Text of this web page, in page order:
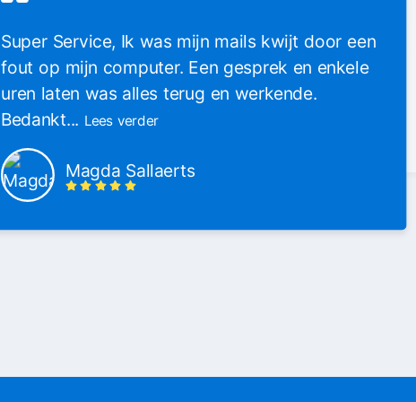
Super Service, Ik was mijn mails kwijt door een
fout op mijn computer. Een gesprek en enkele
uren laten was alles terug en werkende.
Bedankt... Lees verder
Magda Sallaerts